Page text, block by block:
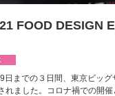
FOOD DESIGN
日までの３日間、東京ビッグ
れました。コロナ禍での開催